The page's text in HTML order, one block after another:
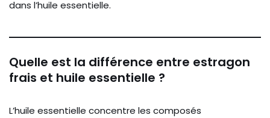
dans l’huile essentielle.
Quelle est la différence entre estragon
frais et huile essentielle ?
L’huile essentielle concentre les composés